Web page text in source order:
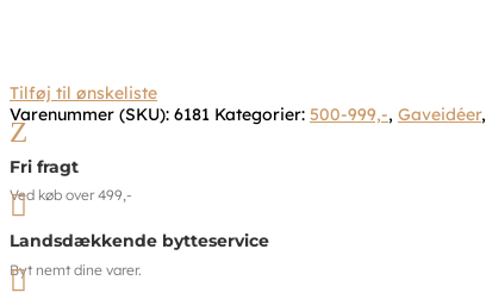
Tilføj til ønskeliste
Varenummer (SKU): 6181 Kategorier: 500-999,-, Gaveidéer,
Z
Fri fragt
Ved køb over 499,-

Landsdækkende bytteservice
Byt nemt dine varer.
